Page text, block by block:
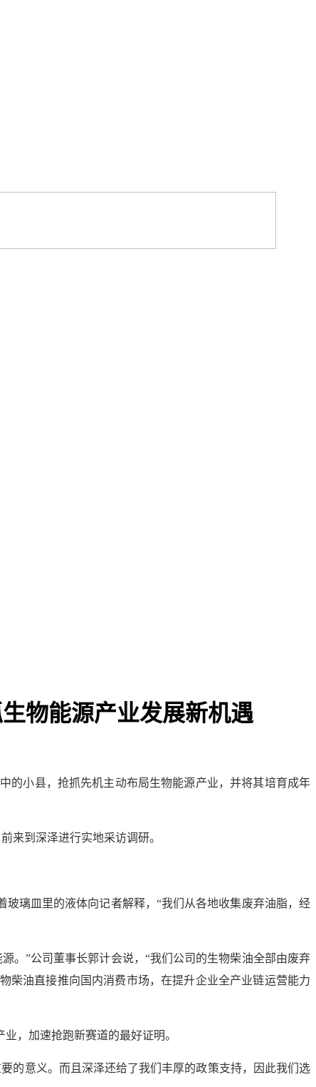
物能源产业发展新机遇
的小县，抢抓先机主动布局生物能源产业，并将其培育成年
来到深泽进行实地采访调研。
璃皿里的液体向记者解释，“我们从各地收集废弃油脂，经
。”公司董事长郭计会说，“我们公司的生物柴油全部由废弃
柴油直接推向国内消费市场，在提升企业全产业链运营能力
，加速抢跑新赛道的最好证明。
的意义。而且深泽还给了我们丰厚的政策支持，因此我们选